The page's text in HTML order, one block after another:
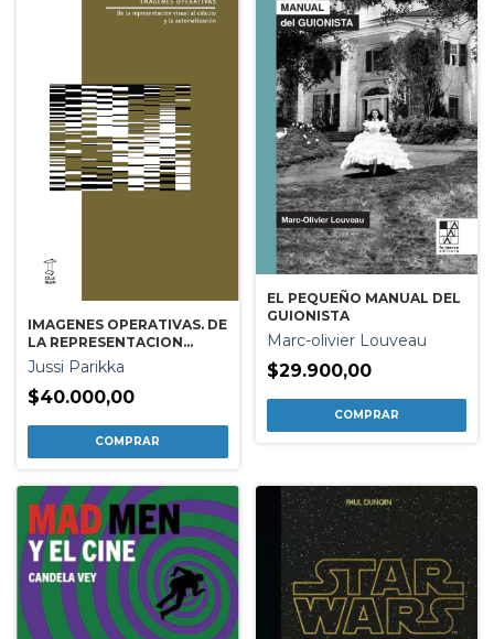
IMAGENES OPERATIVAS. DE
LA REPRESENTACION
VISUAL AL CALCULO Y LA
AUTOMATIZACION
Jussi Parikka
$40.000,00
EL PEQUEÑO MANUAL DEL
GUIONISTA
Marc-olivier Louveau
$29.900,00